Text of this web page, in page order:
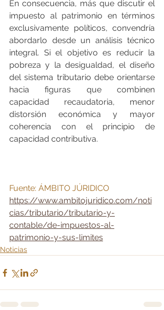
En consecuencia, más que discutir el
impuesto al patrimonio en términos
exclusivamente políticos, convendría
abordarlo desde un análisis técnico
integral. Si el objetivo es reducir la
pobreza y la desigualdad, el diseño
del sistema tributario debe orientarse
hacia figuras que combinen
capacidad recaudatoria, menor
distorsión económica y mayor
coherencia con el principio de
capacidad contributiva.
Fuente: ÁMBITO JÚRIDICO
https://www.ambitojuridico.com/noti
cias/tributario/tributario-y-
contable/de-impuestos-al-
patrimonio-y-sus-limites
Noticias